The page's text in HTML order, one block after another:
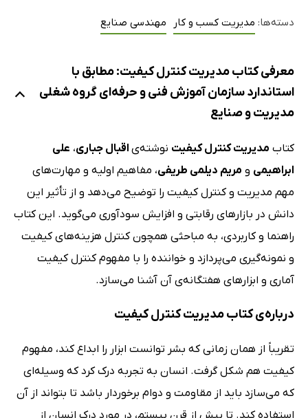
دسته‌ها: مدیریت کسب و کار مهندسی صنایع
معرفی کتاب مدیریت کنترل کیفیت: مطابق با
استاندارد سازمان آموزش فنی و حرفه‌ای‌ گروه شغلی
مدیریت و صنایع
کتاب مدیریت کنترل کیفیت نوشته‌ی اقبال جباری، علی
ابراهیمی و مریم دیلمی طریفی، مفاهیم اولیه و مهارت‌های
مهم مدیریت و کنترل کیفیت را توضیح می‌دهد و از تأثیر این
دانش در بازارهای رقابتی و افزایش سودآوری می‌گوید. این کتاب
راهنما و کاربردی، به مباحثی همچون کنترل هزینه‌های کیفیت
و نمونه‌گیری می‌پردازد و خواننده را با مفهوم کنترل کیفیت
آماری و ابزارهای هفتگانه‌ی آن آشنا می‌سازد.
درباره‌ی کتاب مدیریت کنترل کیفیت
تقریباً از همان زمانی که بشر توانست ابزار را ابداع کند، مفهوم
کیفیت هم شکل گرفت. انسان به تجربه درک کرد که وسیله‌ای
که می‌سازد باید از مقاومت و دوام برخوردار باشد تا بتواند از آن